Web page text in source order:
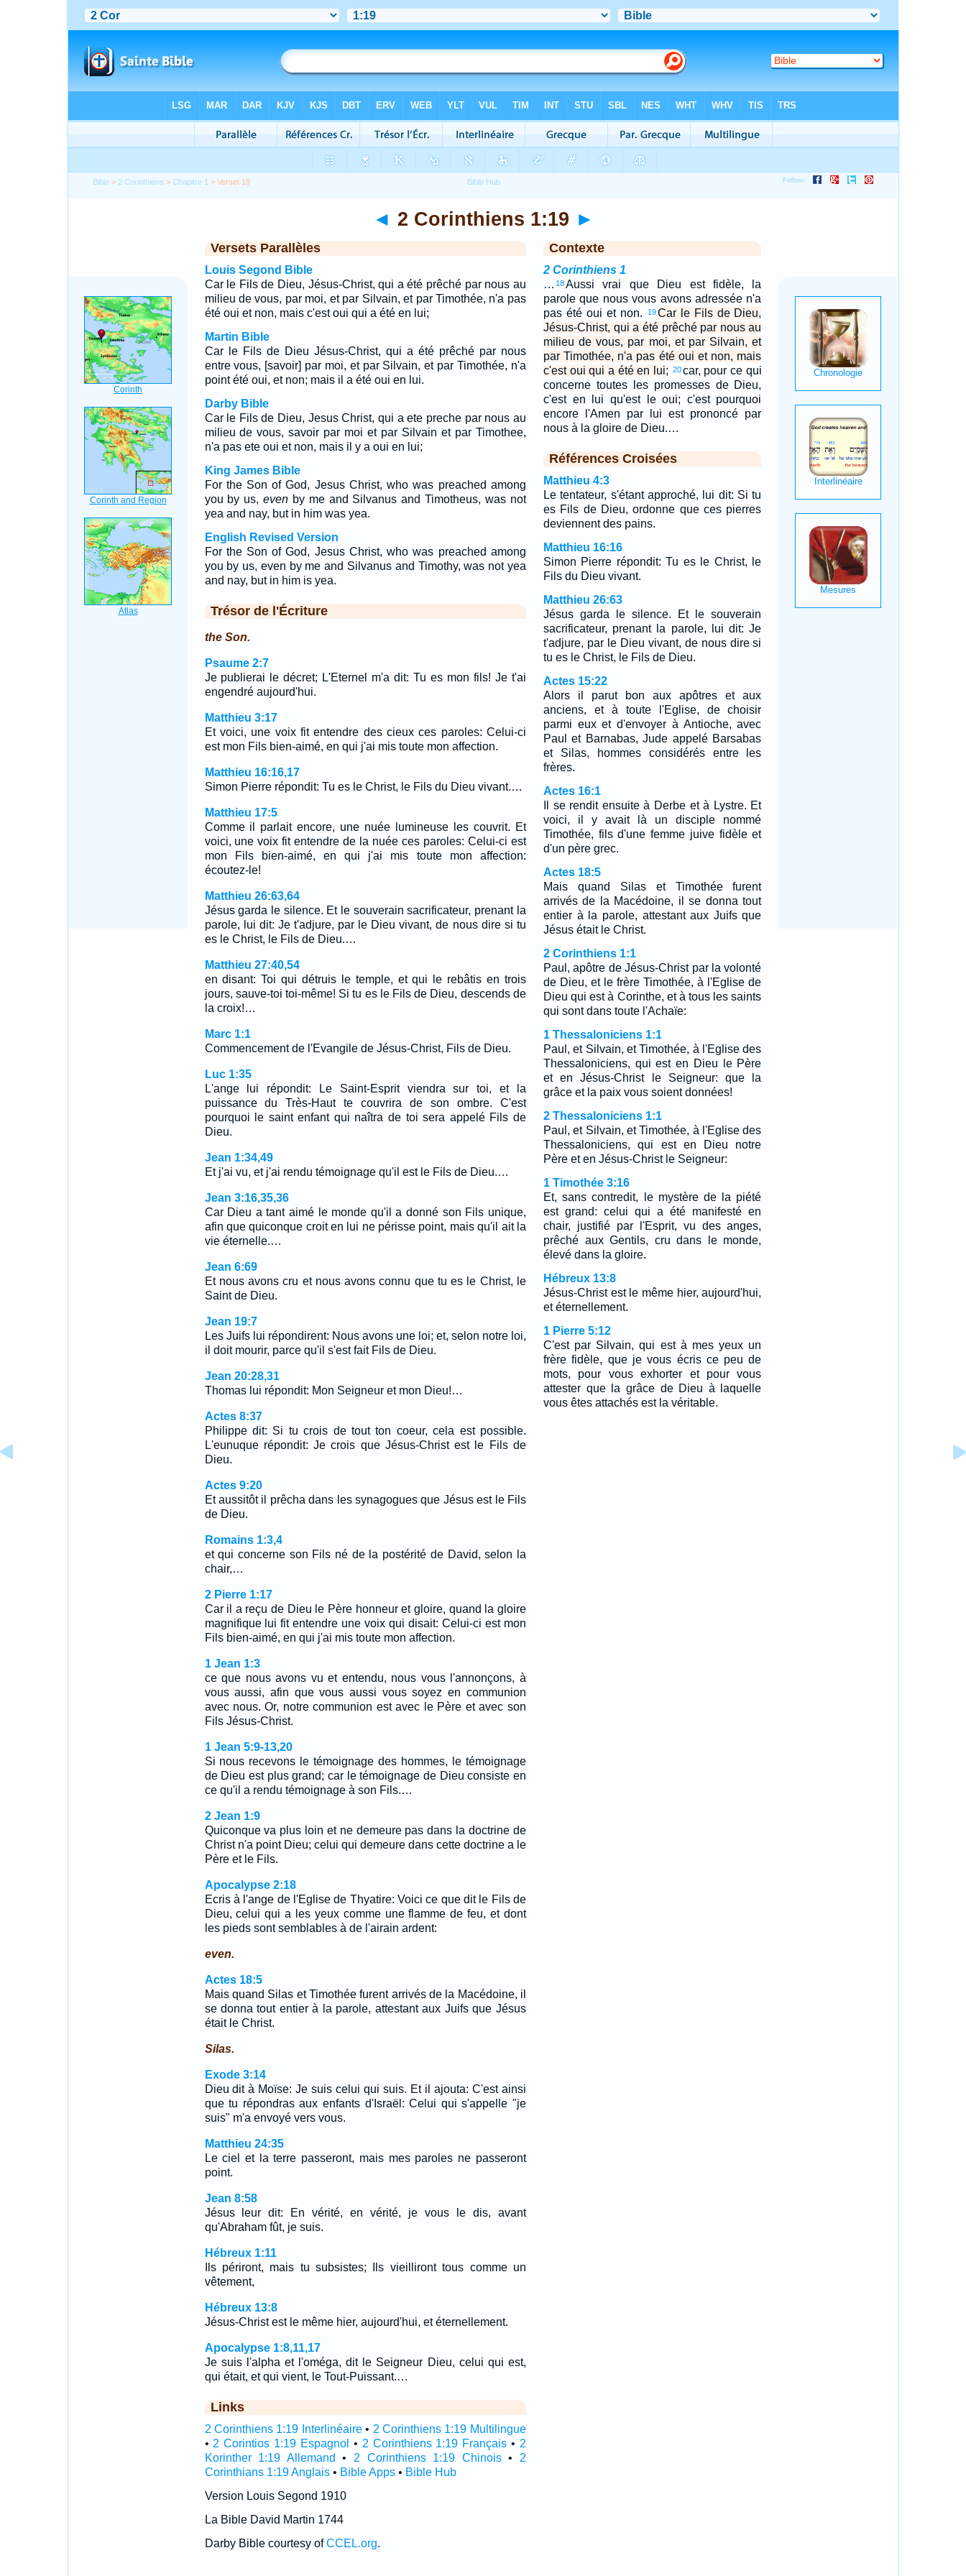
Bible > 2 Corinthiens >Chapitre 1 > Verset 19
◄ 2 Corinthiens 1:19 ►
Versets Parallèles
Louis Segond Bible
Car le Fils de Dieu, Jésus-Christ, qui a été prêché par nous au
milieu de vous, par moi, et par Silvain, et par Timothée, n'a pas
été oui et non, mais c'est oui qui a été en lui;
Martin Bible
Car le Fils de Dieu Jésus-Christ, qui a été prêché par nous
entre vous, [savoir] par moi, et par Silvain, et par Timothée, n'a
point été oui, et non; mais il a été oui en lui.
Darby Bible
Car le Fils de Dieu, Jesus Christ, qui a ete preche par nous au
milieu de vous, savoir par moi et par Silvain et par Timothee,
n'a pas ete oui et non, mais il y a oui en lui;
King James Bible
For the Son of God, Jesus Christ, who was preached among
you by us,even by me and Silvanus and Timotheus, was not
yea and nay, but in him was yea.
English Revised Version
For the Son of God, Jesus Christ, who was preached among
you by us, even by me and Silvanus and Timothy, was not yea
and nay, but in him is yea.
Trésor de l'Écriture
the Son.
Psaume 2:7
Je publierai le décret; L'Eternel m'a dit: Tu es mon fils! Je t'ai
engendré aujourd'hui.
Matthieu 3:17
Et voici, une voix fit entendre des cieux ces paroles: Celui-ci
est mon Fils bien-aimé, en qui j'ai mis toute mon affection.
Matthieu 16:16,17
Simon Pierre répondit: Tu es le Christ, le Fils du Dieu vivant.…
Matthieu 17:5
Comme il parlait encore, une nuée lumineuse les couvrit. Et
voici, une voix fit entendre de la nuée ces paroles: Celui-ci est
mon Fils bien-aimé, en qui j'ai mis toute mon affection:
écoutez-le!
Matthieu 26:63,64
Jésus garda le silence. Et le souverain sacrificateur, prenant la
parole, lui dit: Je t'adjure, par le Dieu vivant, de nous dire si tu
es le Christ, le Fils de Dieu.…
Matthieu 27:40,54
en disant: Toi qui détruis le temple, et qui le rebâtis en trois
jours, sauve-toi toi-même! Si tu es le Fils de Dieu, descends de
la croix!…
Marc 1:1
Commencement de l'Evangile de Jésus-Christ, Fils de Dieu.
Luc 1:35
L'ange lui répondit: Le Saint-Esprit viendra sur toi, et la
puissance du Très-Haut te couvrira de son ombre. C'est
pourquoi le saint enfant qui naîtra de toi sera appelé Fils de
Dieu.
Jean 1:34,49
Et j'ai vu, et j'ai rendu témoignage qu'il est le Fils de Dieu.…
Jean 3:16,35,36
Car Dieu a tant aimé le monde qu'il a donné son Fils unique,
afin que quiconque croit en lui ne périsse point, mais qu'il ait la
vie éternelle.…
Jean 6:69
Et nous avons cru et nous avons connu que tu es le Christ, le
Saint de Dieu.
Jean 19:7
Les Juifs lui répondirent: Nous avons une loi; et, selon notre loi,
il doit mourir, parce qu'il s'est fait Fils de Dieu.
Jean 20:28,31
Thomas lui répondit: Mon Seigneur et mon Dieu!…
Actes 8:37
Philippe dit: Si tu crois de tout ton coeur, cela est possible.
L'eunuque répondit: Je crois que Jésus-Christ est le Fils de
Dieu.
Actes 9:20
Et aussitôt il prêcha dans les synagogues que Jésus est le Fils
de Dieu.
Romains 1:3,4
et qui concerne son Fils né de la postérité de David, selon la
chair,…
2 Pierre 1:17
Car il a reçu de Dieu le Père honneur et gloire, quand la gloire
magnifique lui fit entendre une voix qui disait: Celui-ci est mon
Fils bien-aimé, en qui j'ai mis toute mon affection.
1 Jean 1:3
ce que nous avons vu et entendu, nous vous l'annonçons, à
vous aussi, afin que vous aussi vous soyez en communion
avec nous. Or, notre communion est avec le Père et avec son
Fils Jésus-Christ.
1 Jean 5:9-13,20
Si nous recevons le témoignage des hommes, le témoignage
de Dieu est plus grand; car le témoignage de Dieu consiste en
ce qu'il a rendu témoignage à son Fils.…
2 Jean 1:9
Quiconque va plus loin et ne demeure pas dans la doctrine de
Christ n'a point Dieu; celui qui demeure dans cette doctrine a le
Père et le Fils.
Apocalypse 2:18
Ecris à l'ange de l'Eglise de Thyatire: Voici ce que dit le Fils de
Dieu, celui qui a les yeux comme une flamme de feu, et dont
les pieds sont semblables à de l'airain ardent:
even.
Actes 18:5
Mais quand Silas et Timothée furent arrivés de la Macédoine, il
se donna tout entier à la parole, attestant aux Juifs que Jésus
était le Christ.
Silas.
Exode 3:14
Dieu dit à Moïse: Je suis celui qui suis. Et il ajouta: C'est ainsi
que tu répondras aux enfants d'Israël: Celui qui s'appelle "je
suis" m'a envoyé vers vous.
Matthieu 24:35
Le ciel et la terre passeront, mais mes paroles ne passeront
point.
Jean 8:58
Jésus leur dit: En vérité, en vérité, je vous le dis, avant
qu'Abraham fût, je suis.
Hébreux 1:11
Ils périront, mais tu subsistes; Ils vieilliront tous comme un
vêtement,
Hébreux 13:8
Jésus-Christ est le même hier, aujourd'hui, et éternellement.
Apocalypse 1:8,11,17
Je suis l'alpha et l'oméga, dit le Seigneur Dieu, celui qui est,
qui était, et qui vient, le Tout-Puissant.…
Links
2 Corinthiens 1:19 Interlinéaire• 2 Corinthiens 1:19 Multilingue
• 2 Corintios 1:19 Espagnol • 2 Corinthiens 1:19 Français • 2
Korinther 1:19 Allemand
• 2 Corinthiens 1:19 Chinois• 2
Corinthians 1:19 Anglais• Bible Apps• Bible Hub
Version Louis Segond 1910
La Bible David Martin 1744
Darby Bible courtesy ofCCEL.org.
Contexte
2 Corinthiens 1
… 18Aussi vrai que Dieu est fidèle, la
parole que nous vous avons adressée n'a
pas été oui et non.
19Car le Fils de Dieu,
Jésus-Christ, qui a été prêché par nous au
milieu de vous, par moi, et par Silvain, et
par Timothée, n'a pas été oui et non, mais
c'est oui qui a été en lui; 20 car, pour ce qui
concerne toutes les promesses de Dieu,
c'est en lui qu'est le oui; c'est pourquoi
encore l'Amen par lui est prononcé par
nous à la gloire de Dieu.…
Références Croisées
Matthieu 4:3
Le tentateur, s'étant approché, lui dit: Si tu
es Fils de Dieu, ordonne que ces pierres
deviennent des pains.
Matthieu 16:16
Simon Pierre répondit: Tu es le Christ, le
Fils du Dieu vivant.
Matthieu 26:63
Jésus garda le silence. Et le souverain
sacrificateur, prenant la parole, lui dit: Je
t'adjure, par le Dieu vivant, de nous dire si
tu es le Christ, le Fils de Dieu.
Actes 15:22
Alors il parut bon aux apôtres et aux
anciens, et à toute l'Eglise, de choisir
parmi eux et d'envoyer à Antioche, avec
Paul et Barnabas, Jude appelé Barsabas
et Silas, hommes considérés entre les
frères.
Actes 16:1
Il se rendit ensuite à Derbe et à Lystre. Et
voici, il y avait là un disciple nommé
Timothée, fils d'une femme juive fidèle et
d'un père grec.
Actes 18:5
Mais quand Silas et Timothée furent
arrivés de la Macédoine, il se donna tout
entier à la parole, attestant aux Juifs que
Jésus était le Christ.
2 Corinthiens 1:1
Paul, apôtre de Jésus-Christ par la volonté
de Dieu, et le frère Timothée, à l'Eglise de
Dieu qui est à Corinthe, et à tous les saints
qui sont dans toute l'Achaïe:
1 Thessaloniciens 1:1
Paul, et Silvain, et Timothée, à l'Eglise des
Thessaloniciens, qui est en Dieu le Père
et en Jésus-Christ le Seigneur: que la
grâce et la paix vous soient données!
2 Thessaloniciens 1:1
Paul, et Silvain, et Timothée, à l'Eglise des
Thessaloniciens, qui est en Dieu notre
Père et en Jésus-Christ le Seigneur:
1 Timothée 3:16
Et, sans contredit, le mystère de la piété
est grand: celui qui a été manifesté en
chair, justifié par l'Esprit, vu des anges,
prêché aux Gentils, cru dans le monde,
élevé dans la gloire.
Hébreux 13:8
Jésus-Christ est le même hier, aujourd'hui,
et éternellement.
1 Pierre 5:12
C'est par Silvain, qui est à mes yeux un
frère fidèle, que je vous écris ce peu de
mots, pour vous exhorter et pour vous
attester que la grâce de Dieu à laquelle
vous êtes attachés est la véritable.